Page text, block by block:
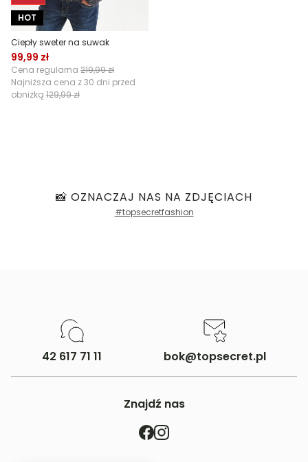
HOT
Ciepły sweter na suwak
99,99 zł
Cena regularna 219,99 zł
Najniższa cena z 30 dni przed
obniżką 129,99 zł
📸 OZNACZAJ NAS NA ZDJĘCIACH
#topsecretfashion
42 617 71 11 bok@topsecret.pl
Znajdź nas